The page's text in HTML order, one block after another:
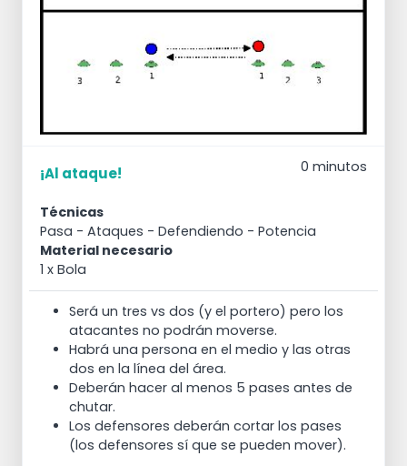
¡Al ataque! 0 minutos
Técnicas
Pasa - Ataques - Defendiendo - Potencia
Material necesario
1 x Bola
Será un tres vs dos (y el portero) pero los
atacantes no podrán moverse.
Habrá una persona en el medio y las otras
dos en la línea del área.
Deberán hacer al menos 5 pases antes de
chutar.
Los defensores deberán cortar los pases
(los defensores sí que se pueden mover).